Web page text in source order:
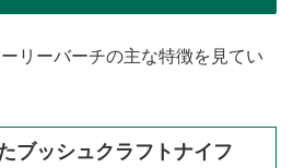
リーバーチの主な特徴を見てい
ブッシュクラフトナイフ